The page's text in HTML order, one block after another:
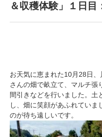
＆収穫体験」１日目
お天気に恵まれた10月28日
さんの畑で畝立て、マルチ張
間引きなどを行いました。土
し、畑に笑顔があふれていま
のが待ち遠しいです。